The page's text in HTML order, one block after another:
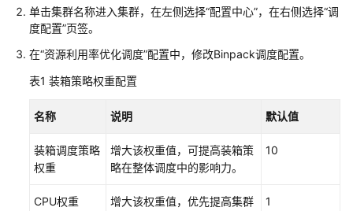
基
础
识
门
危
单击集群名称进入集群，在左侧选择“配置中心”，在右侧选择“调
度配置”页签。
在“资源利用率优化调度”配置中，修改Binpack调度配置。
表1 装箱策略权重配置
名称 说明 默认值
装箱调度策略
权重
增大该权重值，可提高装箱策
略在整体调度中的影响力。
10
CPU权重
增大该权重值，优先提高集群
1